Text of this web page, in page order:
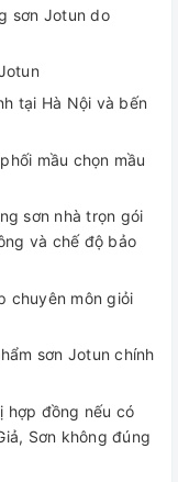
sơn Jotun do
tại Hà Nội và bến
mầu chọn mầu
sơn nhà trọn gói
và chế độ bảo
chuyên môn giỏi
sơn Jotun chính
hợp đồng nếu có
Sơn không đúng